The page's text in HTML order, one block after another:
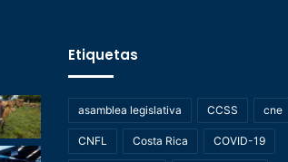
Etiquetas
asamblea legislativa CCSS cne
CNFL Costa Rica COVID-19